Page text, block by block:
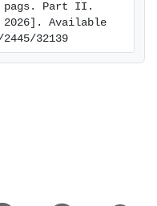
pags. Part II.
Available
32139